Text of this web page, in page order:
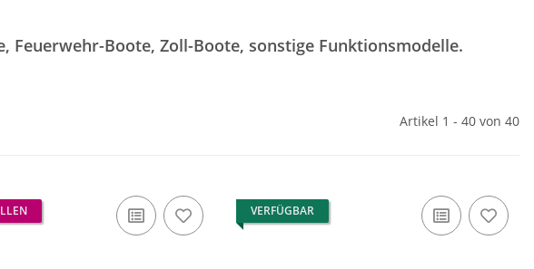
Feuerwehr-Boote, Zoll-Boote, sonstige Funktionsmodelle.
Artikel 1 - 40 von 40
VERFÜGBAR